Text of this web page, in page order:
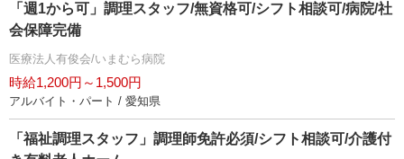
「週1から可」調理スタッフ/無資格可/シフト相談可/病院/社
会保障完備
医療法人有俊会/いまむら病院
時給1,200円～1,500円
アルバイト・パート / 愛知県
「福祉調理スタッフ」調理師免許必須/シフト相談可/介護付